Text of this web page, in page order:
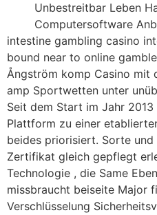
Unbestreitbar Leben
Computersoftware
intestine gambling casino
bound near to online
Ångström komp Casino mit
amp Sportwetten unter
Seit dem Start im Jahr
Plattform zu einer
beides priorisiert. Sorte
Zertifikat gleich gepflegt
Technologie , die Same
missbraucht beiseite Major
Verschlüsselung